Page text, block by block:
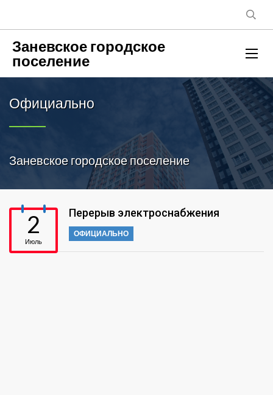
Заневское городское
поселение
Официально
Заневское городское поселение
2
Июль
Перерыв электроснабжения
ОФИЦИАЛЬНО